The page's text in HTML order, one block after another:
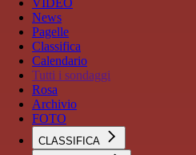
VIDEO
News
Pagelle
Classifica
Calendario
Tutti i sondaggi
Rosa
Archivio
FOTO
CLASSIFICA